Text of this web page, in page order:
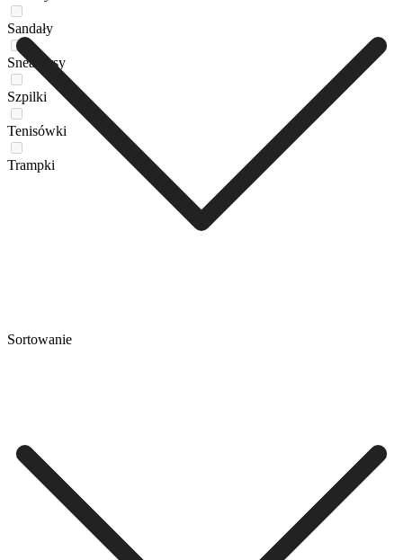
Sandały
Sneakersy
Szpilki
Tenisówki
Trampki
Sortowanie